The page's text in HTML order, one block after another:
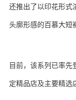
还推出了以印花形式
头廓形感的百慕大短
目前，该系列已率
定精品店及主要精选